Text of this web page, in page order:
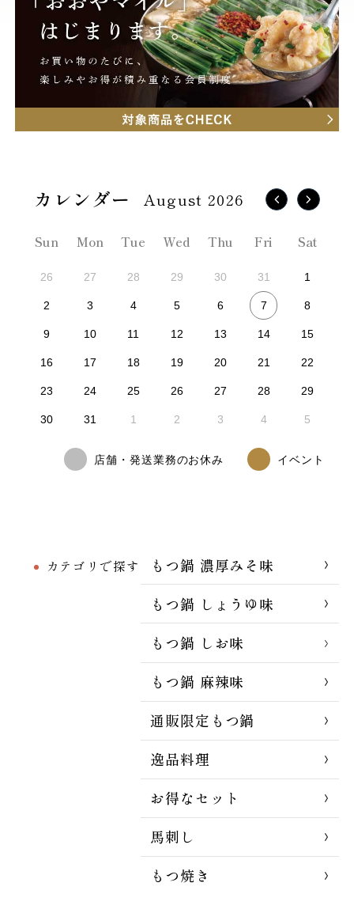
カテゴリで探す
もつ鍋 濃厚みそ味
もつ鍋 しょうゆ味
もつ鍋 しお味
もつ鍋 麻辣味
通販限定もつ鍋
逸品料理
お得なセット
馬刺し
もつ焼き
August 2026
Sun Mon Tue Wed Thu Fri Sat
26 27 28 29 30 31 1
2 3 4 5 6 7 8
9 10 11 12 13 14 15
16 17 18 19 20 21 22
23 24 25 26 27 28 29
30 31 1 2 3 4 5
店舗・発送業務のお休み イベント